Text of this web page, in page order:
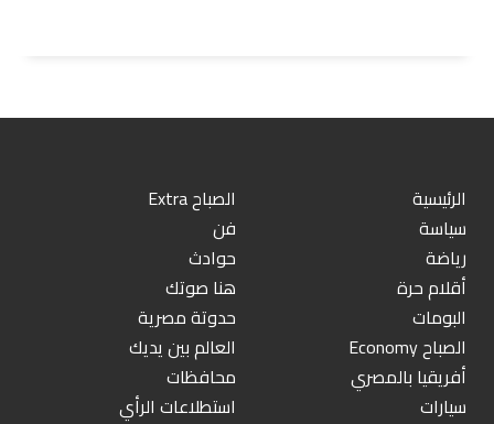
الرئيسية
الصباح Extra
سياسة
فن
رياضة
حوادث
أقلام حرة
هنا صوتك
البومات
حدوتة مصرية
الصباح Economy
العالم بين يديك
أفريقيا بالمصري
محافظات
سيارات
استطلاعات الرأي